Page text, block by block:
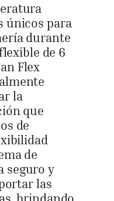
únicos para
durante
de 6
Flex
la
que
de
de
seguro y
las